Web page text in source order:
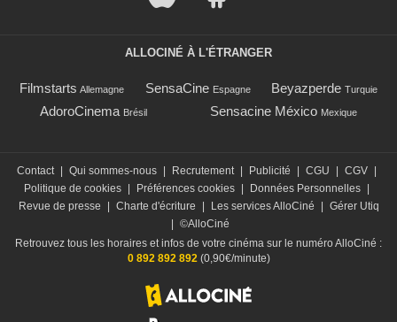
ALLOCINÉ À L'ÉTRANGER
Filmstarts Allemagne SensaCine Espagne Beyazperde Turquie
AdoroCinema Brésil Sensacine México Mexique
Contact Qui sommes-nous Recrutement Publicité CGU CGV
Politique de cookies
Préférences cookies Données Personnelles
Revue de presse
Charte d'écriture Les services AlloCiné
Gérer Utiq
©AlloCiné
Retrouvez tous les horaires et infos de votre cinéma sur le numéro AlloCiné :
0 892 892 892(0,90€/minute)